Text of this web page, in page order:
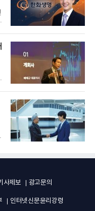
사제보 광고문의
인터넷신문윤리강령